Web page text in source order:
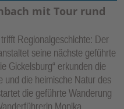
mit Tour rund
Regionalgeschichte: Der
seine nächste geführte
Gickelsburg“ erkunden die
und die heimische Natur des
die geführte Wanderung